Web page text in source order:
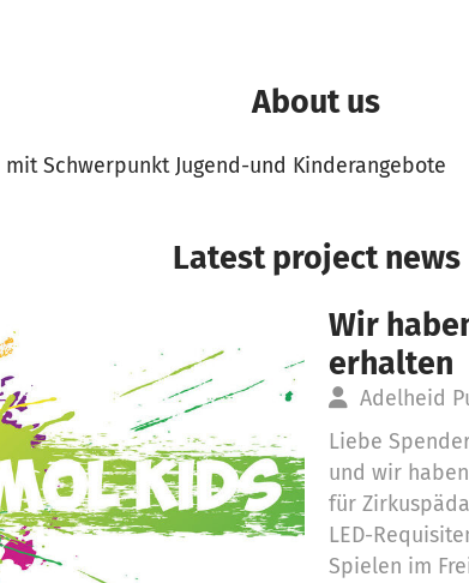
About us
Schwerpunkt Jugend-und Kinderangebote
Latest project news
Wir
erhalten
Adelheid
Liebe
und wir
für
LED-
Spielen im